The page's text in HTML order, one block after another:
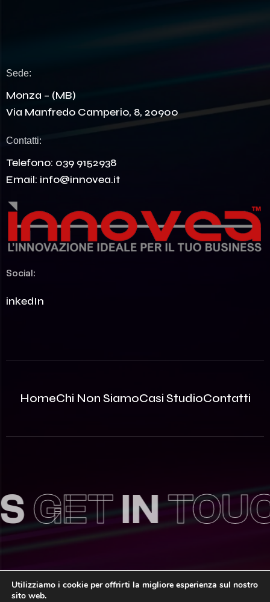
Sede:
Monza – (MB)
Via Manfredo Camperio, 8, 20900
Contatti:
Telefono: 039 9152938
Email: info@innovea.it
Social:
LinkedIn
HomeChi Non SiamoCasi StudioContatti
INTOUCH
© 2026 Innovea S.r.l. – P.Iva: 09812870963 | REA MB –
Utilizziamo i cookie per offrirti la migliore esperienza sul nostro
sito web.